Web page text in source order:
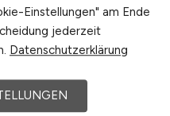
Westfalen ist
Gartenbau
– und in Iserlohn
Einstellungen" am Ende
jederzeit
Datenschutzerklärung